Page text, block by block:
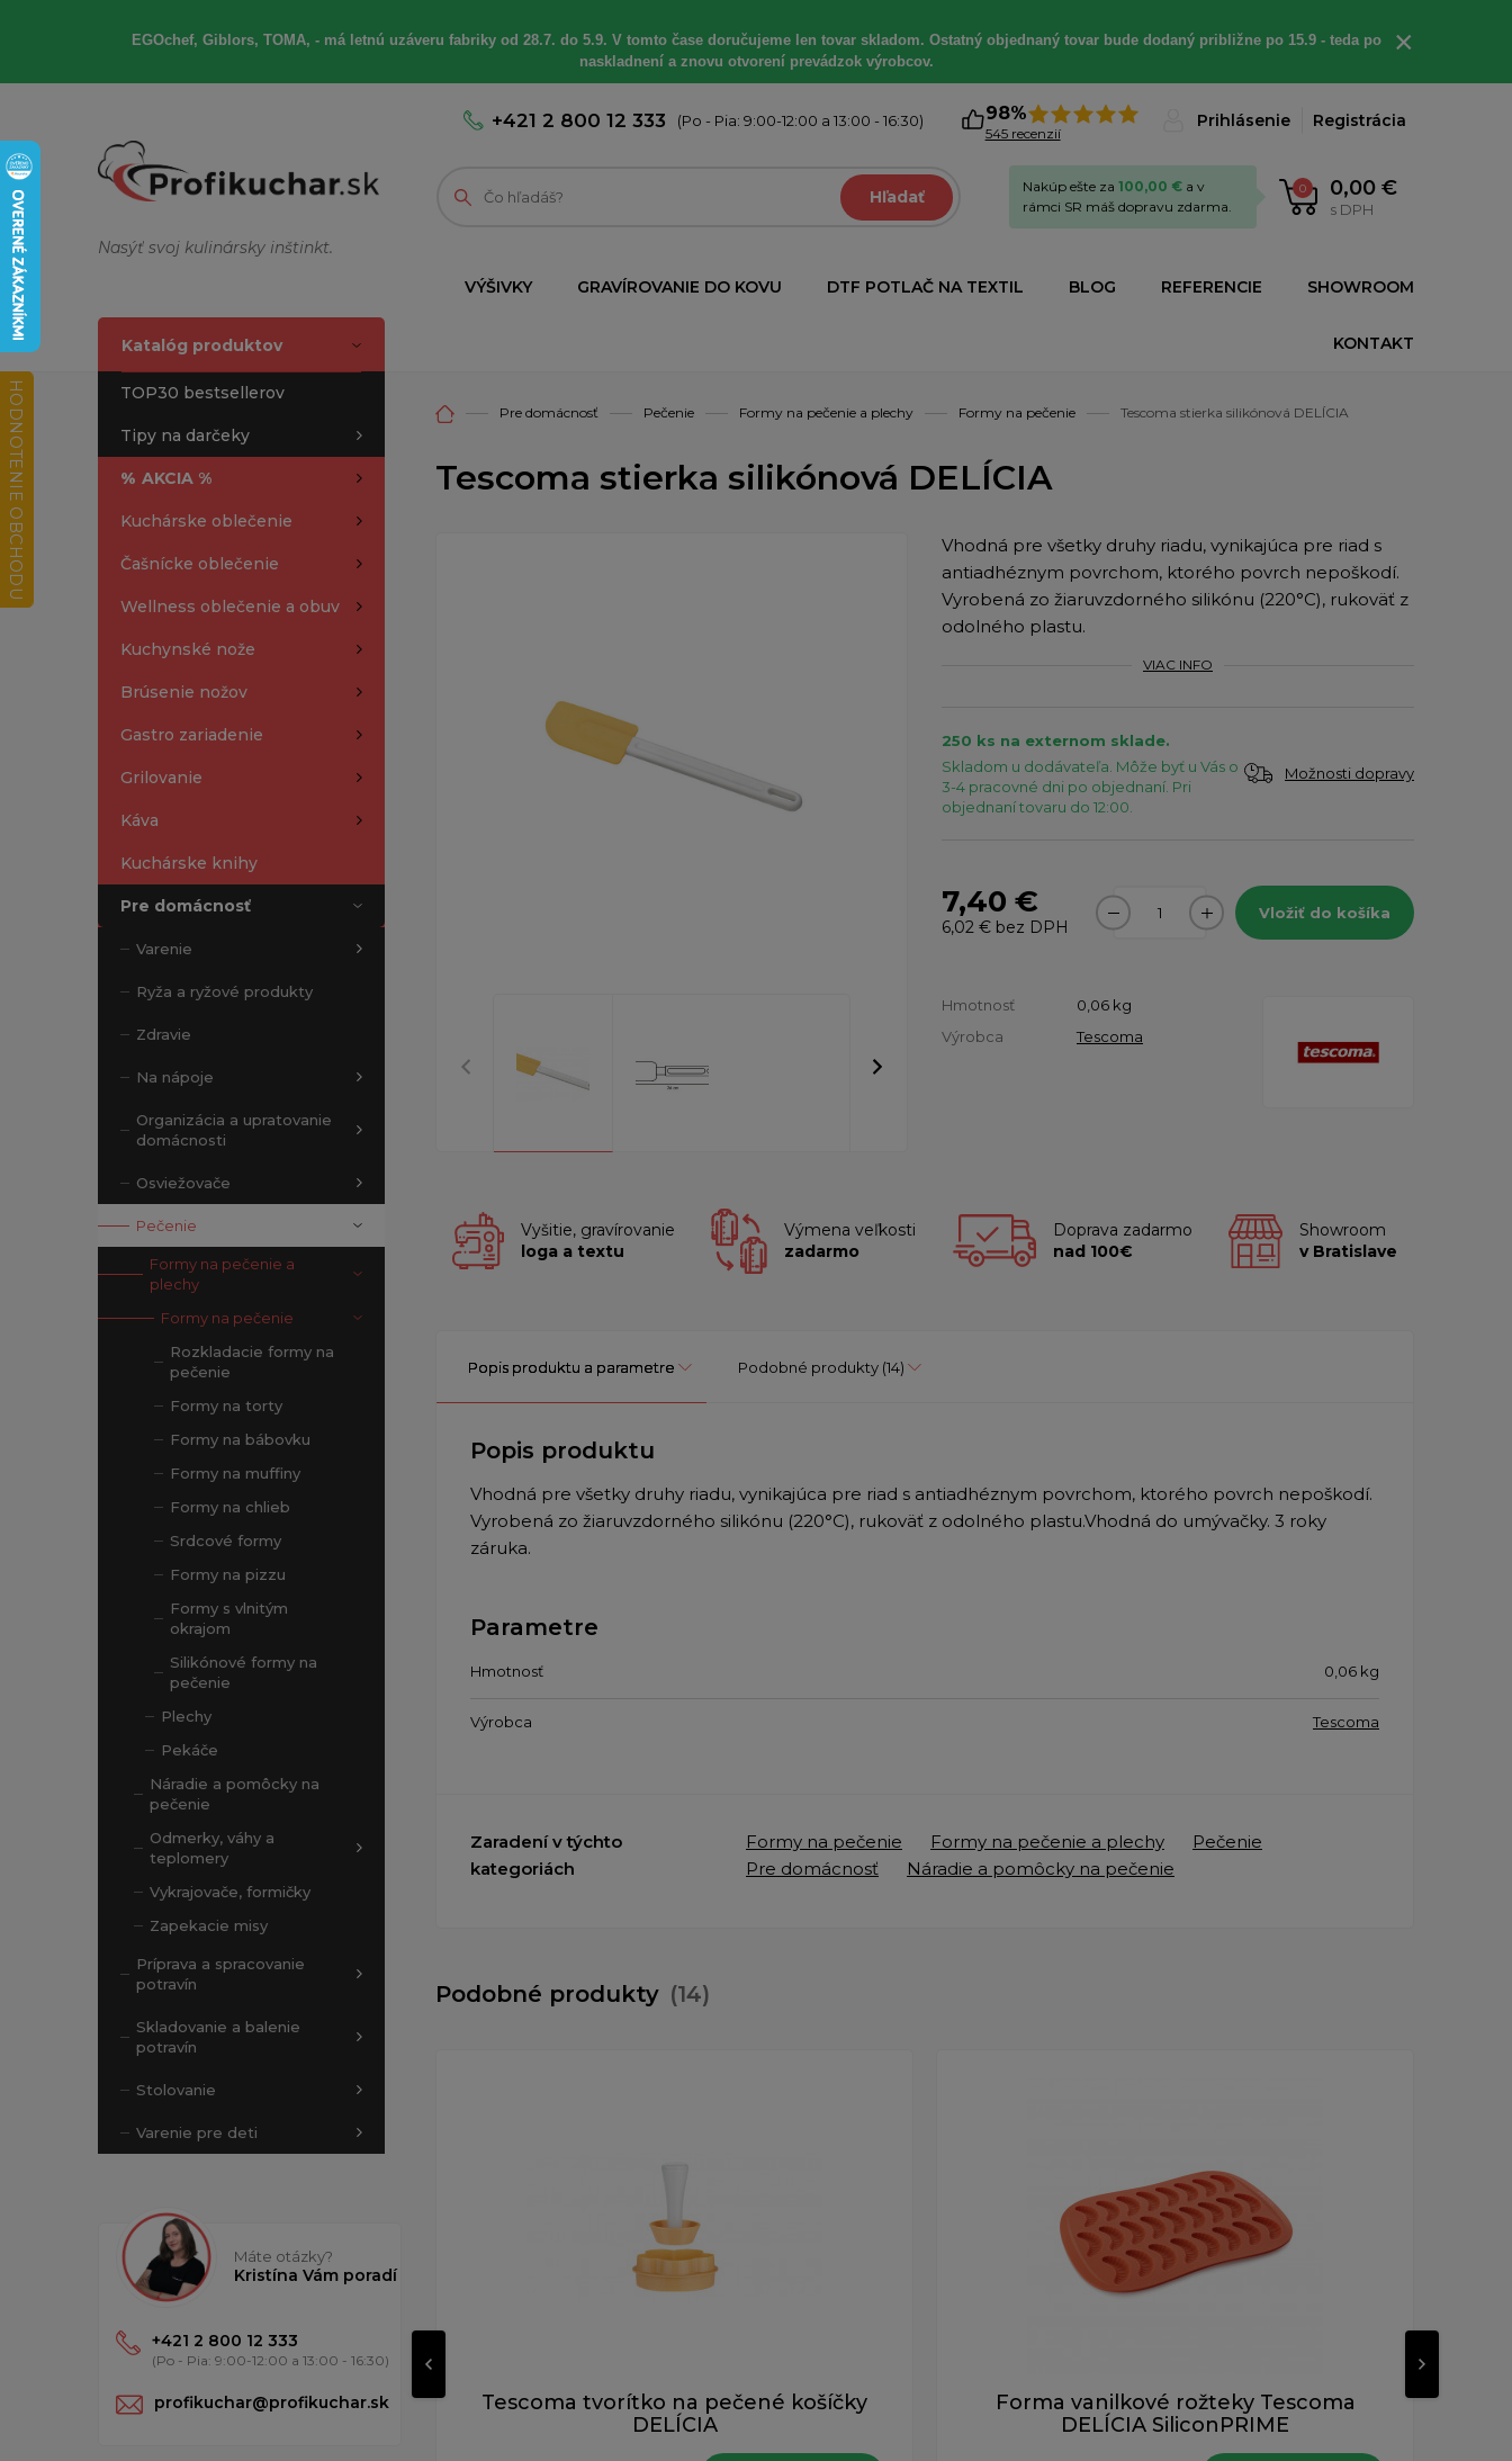
EGOchef, Giblors, TOMA, - má letnú uzáveru fabriky od 28.7. do 5.9. V tomto čase doručujeme len tovar skladom. Ostatný objednaný tovar bude dodaný približne po 15.9 - teda po
naskladnení a znovu otvorení prevádzok výrobcov.
×
Nasýť svoj kulinársky inštinkt.
+421 2 800 12 333 (Po - Pia: 9:00-12:00 a 13:00 - 16:30) 98%
545 recenzií
Prihlásenie Registrácia
Hľadať 0 0,00 €
s DPH
Nakúp ešte za 100,00 € a v
rámci SR máš dopravu zdarma.
VÝŠIVKY GRAVÍROVANIE DO KOVU DTF POTLAČ NA TEXTIL BLOG REFERENCIE SHOWROOM
KONTAKT
Katalóg produktov
TOP30 bestsellerov
Tipy na darčeky
% AKCIA %
Kuchárske oblečenie
Čašnícke oblečenie
Wellness oblečenie a obuv
Kuchynské nože
Brúsenie nožov
Gastro zariadenie
Grilovanie
Káva
Kuchárske knihy
Pre domácnosť
Varenie
Ryža a ryžové produkty
Zdravie
Na nápoje
Organizácia a upratovanie
domácnosti
Osviežovače
Pečenie
Formy na pečenie a
plechy
Formy na pečenie
Rozkladacie formy na
pečenie
Formy na torty
Formy na bábovku
Formy na muffiny
Formy na chlieb
Srdcové formy
Formy na pizzu
Formy s vlnitým
okrajom
Silikónové formy na
pečenie
Plechy
Pekáče
Náradie a pomôcky na
pečenie
Odmerky, váhy a
teplomery
Vykrajovače, formičky
Zapekacie misy
Príprava a spracovanie
potravín
Skladovanie a balenie
potravín
Stolovanie
Varenie pre deti
Máte otázky?
Kristína Vám poradí
+421 2 800 12 333
(Po - Pia: 9:00-12:00 a 13:00 - 16:30)
profikuchar@profikuchar.sk
Pre domácnosť Pečenie Formy na pečenie a plechy Formy na pečenie Tescoma stierka silikónová DELÍCIA
Tescoma stierka silikónová DELÍCIA
Vhodná pre všetky druhy riadu, vynikajúca pre riad s
antiadhéznym povrchom, ktorého povrch nepoškodí.
Vyrobená zo žiaruvzdorného silikónu (220°C), rukoväť z
odolného plastu.
VIAC INFO
250 ks na externom sklade.
Skladom u dodávateľa. Môže byť u Vás o
3-4 pracovné dni po objednaní. Pri
objednaní tovaru do 12:00.
Možnosti dopravy
7,40 €
6,02 € bez DPH
Vložiť do košíka
Hmotnosť 0,06 kg
Výrobca
Tescoma
Vyšitie, gravírovanie
loga a textu
Výmena veľkosti
zadarmo
Doprava zadarmo
nad 100€
Showroom
v Bratislave
Popis produktu a parametre Podobné produkty (14)
Popis produktu
Vhodná pre všetky druhy riadu, vynikajúca pre riad s antiadhéznym povrchom, ktorého povrch nepoškodí.
Vyrobená zo žiaruvzdorného silikónu (220°C), rukoväť z odolného plastu.Vhodná do umývačky. 3 roky
záruka.
Parametre
Hmotnosť 0,06 kg
Výrobca Tescoma
Zaradení v týchto
kategoriách
Formy na pečenie Formy na pečenie a plechy
Pečenie
Pre domácnosť
Náradie a pomôcky na pečenie
Podobné produkty (14)
Tescoma tvorítko na pečené košíčky
DELÍCIA
Forma vanilkové rožteky Tescoma
DELÍCIA SiliconPRIME
HODNOTENIE OBCHODU